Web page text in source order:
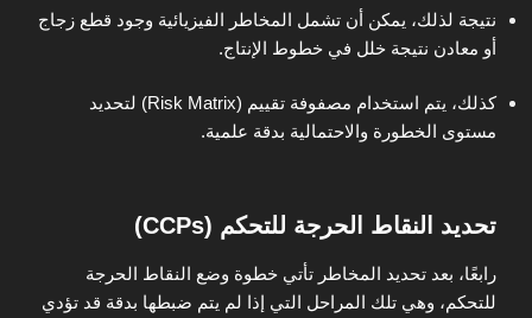
نتيجة لذلك، يمكن أن تشمل المخاطر الفيزيائية وجود قطع زجاج
أو معادن نتيجة خلل في خطوط الإنتاج.
كذلك، يتم استخدام مصفوفة تقييم (Risk Matrix) لتحديد
مستوى الخطورة والاحتمالية بدقة علمية.
تحديد النقاط الحرجة للتحكم (CCPs)
رابعًا، بعد تحديد المخاطر تأتي خطوة وضع النقاط الحرجة
للتحكم، وهي تلك المراحل التي إذا لم يتم ضبطها بدقة قد تؤدي